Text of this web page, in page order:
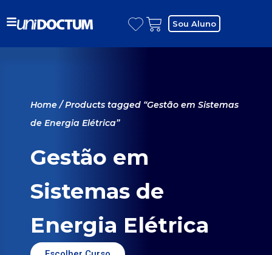
Sou Aluno
Home/ Products tagged “Gestão em Sistemas
de Energia Elétrica”
Gestão em
Sistemas de
Energia Elétrica